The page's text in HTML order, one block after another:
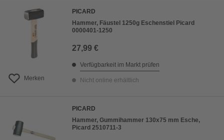
Merken
PICARD
Hammer, Fäustel 1250g Eschenstiel Picard
0000401-1250
27,99 €
Verfügbarkeit im Markt prüfen
Nicht online erhältlich
PICARD
Hammer, Gummihammer 130x75 mm Esche,
Picard 2510711-3